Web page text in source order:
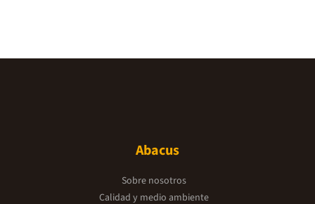
Abacus
Sobre nosotros
Calidad y medio ambiente